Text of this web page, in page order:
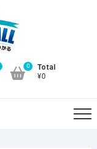
0
Total
¥0